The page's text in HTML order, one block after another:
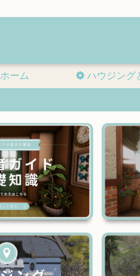
ホーム ハウジング